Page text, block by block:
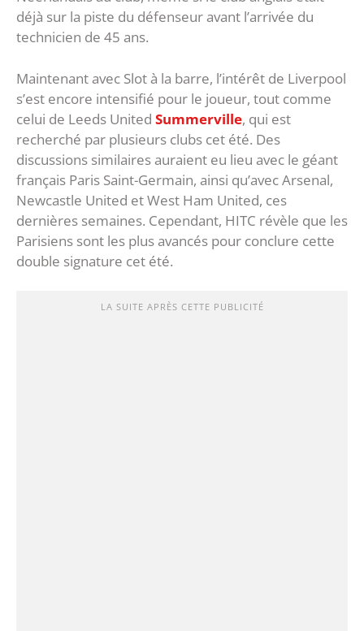
déjà sur la piste du défenseur avant l’arrivée du
technicien de 45 ans.
Maintenant avec Slot à la barre, l’intérêt de Liverpool
s’est encore intensifié pour le joueur, tout comme
celui de Leeds United Summerville, qui est
recherché par plusieurs clubs cet été. Des
discussions similaires auraient eu lieu avec le géant
français Paris Saint-Germain, ainsi qu’avec Arsenal,
Newcastle United et West Ham United, ces
dernières semaines. Cependant, HITC révèle que les
Parisiens sont les plus avancés pour conclure cette
double signature cet été.
LA SUITE APRÈS CETTE PUBLICITÉ